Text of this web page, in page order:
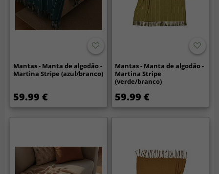
Mantas - Manta de algodão -
Martina Stripe (azul/branco)
59.99 €
Mantas - Manta de algodão -
Martina Stripe
(verde/branco)
59.99 €